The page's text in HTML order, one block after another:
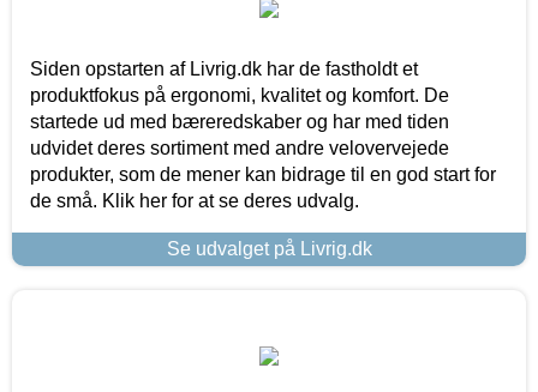
Siden opstarten af Livrig.dk har de fastholdt et
produktfokus på ergonomi, kvalitet og komfort. De
startede ud med bæreredskaber og har med tiden
udvidet deres sortiment med andre velovervejede
produkter, som de mener kan bidrage til en god start for
de små. Klik her for at se deres udvalg.
Se udvalget på Livrig.dk